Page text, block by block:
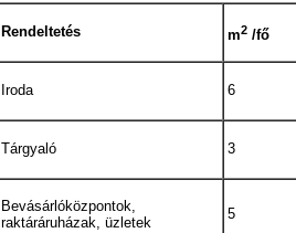
Rendeltetés m2/fő
Iroda 6
Tárgyaló 3
Bevásárlóközpontok,
raktáráruházak, üzletek
5